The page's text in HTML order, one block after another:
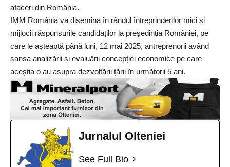
afaceri din România.
IMM România va disemina în rândul întreprinderilor mici și
mijlocii răspunsurile candidaților la președinția României, pe
care le așteaptă până luni, 12 mai 2025, antreprenorii având
șansa analizării și evaluării concepției economice pe care
aceștia o au asupra dezvoltării țării în următorii 5 ani.
Jurnalul Olteniei
See Full Bio